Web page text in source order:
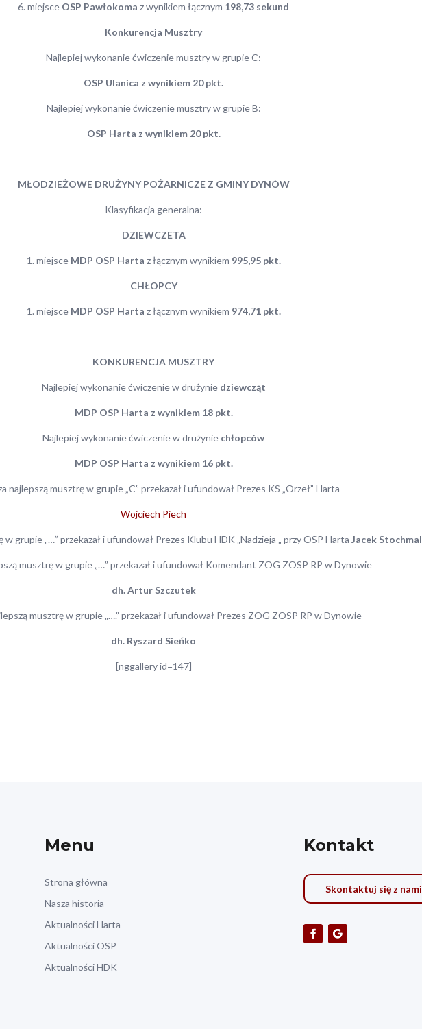
6. miejsce OSP Pawłokoma z wynikiem łącznym 198,73 sekund
Konkurencja Musztry
Najlepiej wykonanie ćwiczenie musztry w grupie C:
OSP Ulanica z wynikiem 20 pkt.
Najlepiej wykonanie ćwiczenie musztry w grupie B:
OSP Harta z wynikiem 20 pkt.
MŁODZIEŻOWE DRUŻYNY POŻARNICZE Z GMINY DYNÓW
Klasyfikacja generalna:
DZIEWCZETA
1. miejsce MDP OSP Harta z łącznym wynikiem 995,95 pkt.
CHŁOPCY
1. miejsce MDP OSP Harta z łącznym wynikiem 974,71 pkt.
KONKURENCJA MUSZTRY
Najlepiej wykonanie ćwiczenie w drużynie dziewcząt
MDP OSP Harta z wynikiem 18 pkt.
Najlepiej wykonanie ćwiczenie w drużynie chłopców
MDP OSP Harta z wynikiem 16 pkt.
najlepszą musztrę w grupie „C” przekazał i ufundował Prezes KS „Orzeł” Harta
Wojciech Piech
grupie „…” przekazał i ufundował Prezes Klubu HDK „Nadzieja „ przy OSP Harta Jacek Stochmal
musztrę w grupie „…” przekazał i ufundował Komendant ZOG ZOSP RP w Dynowie
dh. Artur Szczutek
musztrę w grupie „….” przekazał i ufundował Prezes ZOG ZOSP RP w Dynowie
dh. Ryszard Sieńko
[nggallery id=147]
Menu
Strona główna
Nasza historia
Aktualności Harta
Aktualności OSP
Aktualności HDK
Kontakt
Skontaktuj się z nami